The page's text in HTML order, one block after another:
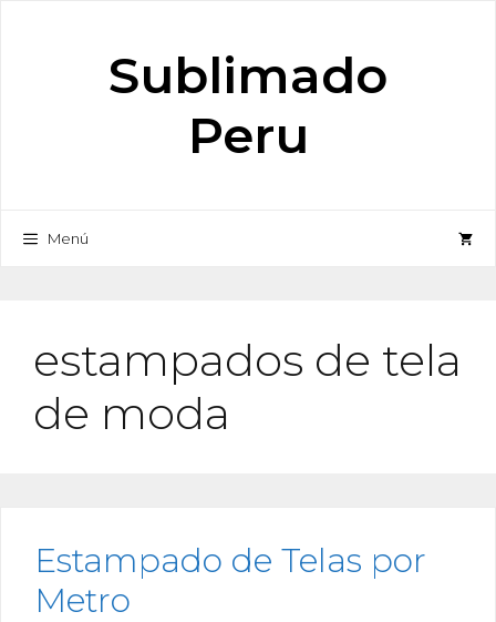
Sublimado
Peru
Menú
estampados de tela
de moda
Estampado de Telas por
Metro